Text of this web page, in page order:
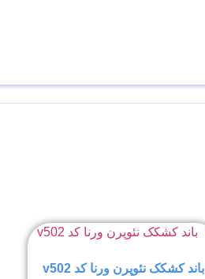
باند کشکک نئوپرن ورنا کد v502